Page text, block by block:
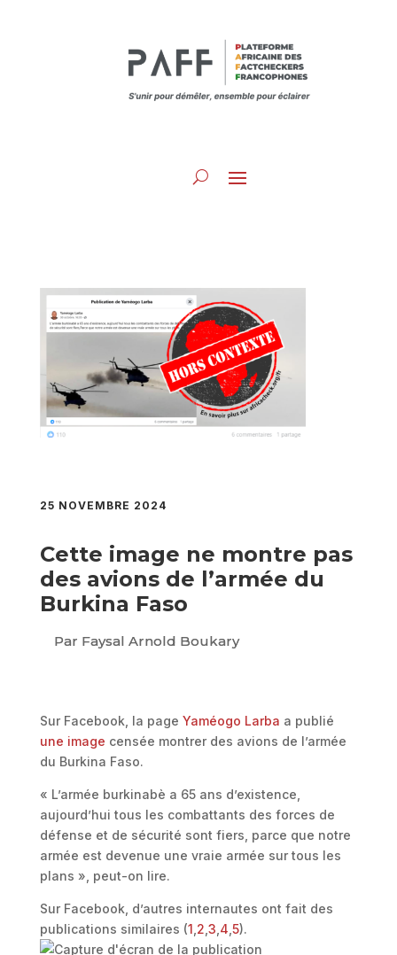
25 NOVEMBRE 2024
Cette image ne montre pas
des avions de l’armée du
Burkina Faso
Par Faysal Arnold Boukary
Sur Facebook, la page Yaméogo Larba a publié
une image censée montrer des avions de l’armée
du Burkina Faso.
« L’armée burkinabè a 65 ans d’existence,
aujourd’hui tous les combattants des forces de
défense et de sécurité sont fiers, parce que notre
armée est devenue une vraie armée sur tous les
plans », peut-on lire.
Sur Facebook, d’autres internautes ont fait des
publications similaires (1 2 3 4 5).